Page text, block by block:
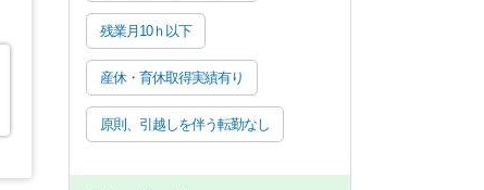
残業月10ｈ以下
産休・育休取得実績有り
原則、引越しを伴う転勤なし